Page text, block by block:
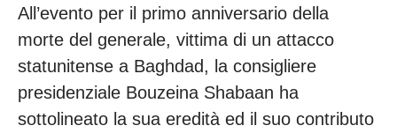
All’evento per il primo anniversario della
morte del generale, vittima di un attacco
statunitense a Baghdad, la consigliere
presidenziale Bouzeina Shabaan ha
sottolineato la sua eredità ed il suo contributo